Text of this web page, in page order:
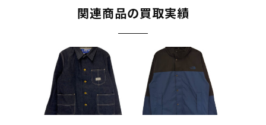
関連商品の買取実績